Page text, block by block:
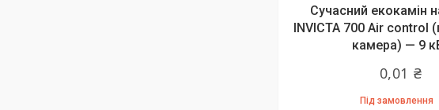
Сучасний екокамін
INVICTA 700 Air control
камера) — 9
0,01 ₴
Під замовлення